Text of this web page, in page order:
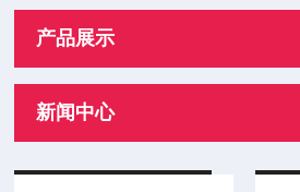
产品展示
新闻中心